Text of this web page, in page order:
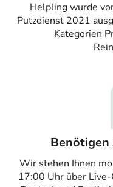
Helpling wurde
Putzdienst 2021
Kategorien
Wir stehen Ihnen
17:00 Uhr über